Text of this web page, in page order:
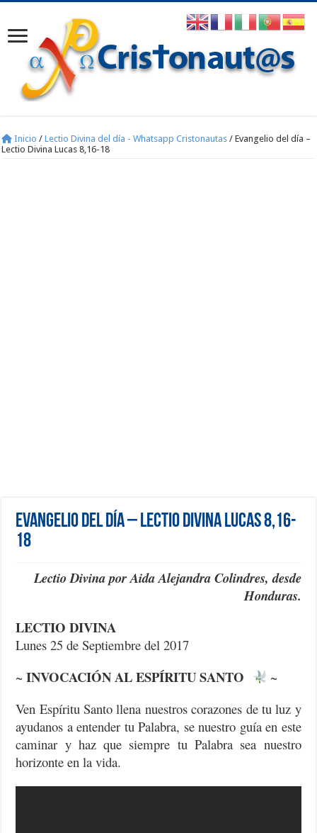
Inicio / Lectio Divina del día - Whatsapp Cristonautas / Evangelio del día –
Lectio Divina Lucas 8,16-18
Evangelio del día – Lectio Divina Lucas 8,16-
18
Lectio Divina por Aida Alejandra Colindres, desde
Honduras.
LECTIO DIVINA
Lunes 25 de Septiembre del 2017
~INVOCACIÓN AL ESPÍRITU SANTO
~
Ven Espíritu Santo llena nuestros corazones de tu luz y
ayudanos a entender tu Palabra, se nuestro guía en este
caminar y haz que siempre tu Palabra sea nuestro
horizonte en la vida.